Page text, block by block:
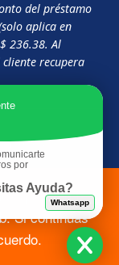
del préstamo
aplica en
236.38. Al
recupera
Términos y
que tengas la
Si continuas
por
Ayuda?
Whatsapp